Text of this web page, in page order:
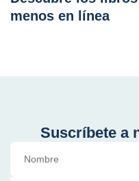
menos en línea
Suscríbete a